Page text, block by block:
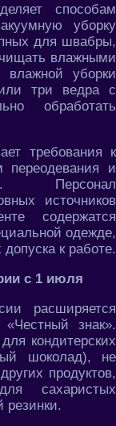
способам
уборку
для швабры,
влажными
уборки
или три ведра с
обработать
требования к
переодевания и
Персонал
источников
содержатся
одежде,
к работе.
с 1 июля
расширяется
«Честный знак».
кондитерских
шоколад), не
продуктов,
сахаристых
резинки.